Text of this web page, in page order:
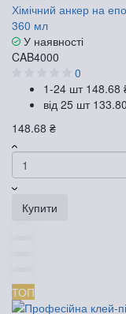
Хімічний анкер на
360 мл
У наявності
CAB4000
0
1-24 шт 148.68
від 25 шт
148.68 ₴
Купити
ТОП